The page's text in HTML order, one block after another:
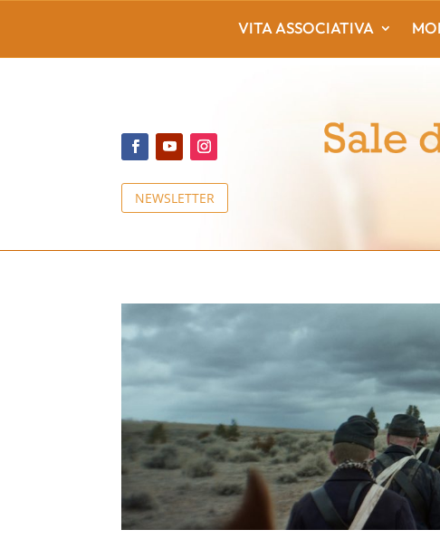
NEWSLETTER
VITA ASSOCIATIVA